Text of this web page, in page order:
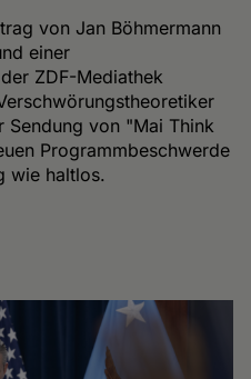
von Jan Böhmermann
einer
ZDF-Mediathek
Sendung von "Mai Think
Programmbeschwerde
wie haltlos.